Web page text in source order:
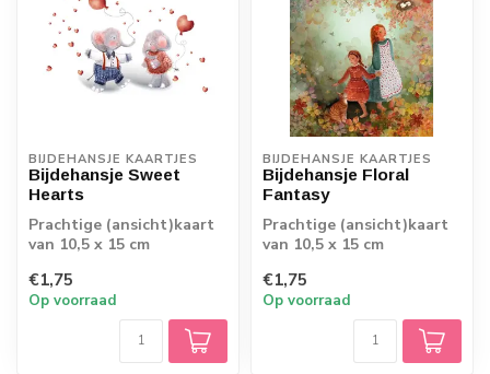
BIJDEHANSJE KAARTJES
Bijdehansje Sweet
Hearts
Prachtige (ansicht)kaart
van 10,5 x 15 cm
€1,75
Op voorraad
BIJDEHANSJE KAARTJES
Bijdehansje Floral
Fantasy
Prachtige (ansicht)kaart
van 10,5 x 15 cm
€1,75
Op voorraad